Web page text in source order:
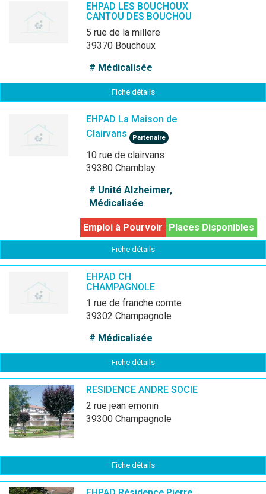
EHPAD LES BOUCHOUX
CANTOU DES BOUCHOU
5 rue de la millere
39370 Bouchoux
# Médicalisée
Fiche détails
EHPAD La Maison de
Clairvans
Partenaire
10 rue de clairvans
39380 Chamblay
# Unité Alzheimer,
Médicalisée
Places Disponibles
Emploi à Pourvoir
Fiche détails
EHPAD CH
CHAMPAGNOLE
1 rue de franche comte
39302 Champagnole
# Médicalisée
Fiche détails
RESIDENCE ANDRE SOCIE
2 rue jean emonin
39300 Champagnole
Fiche détails